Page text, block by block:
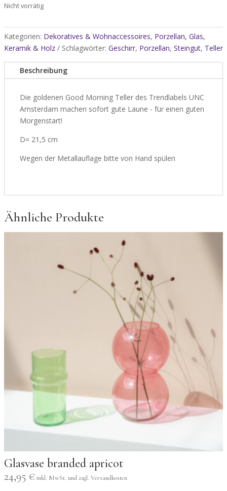
Nicht vorrätig
Kategorien: Dekoratives & Wohnaccessoires, Porzellan, Glas,
Keramik & Holz
Schlagwörter: Geschirr, Porzellan, Steingut, Teller
Beschreibung
Die goldenen Good Morning Teller des Trendlabels UNC
Amsterdam machen sofort gute Laune - für einen guten
Morgenstart!
D= 21,5 cm
Wegen der Metallauflage bitte von Hand spülen
Ähnliche Produkte
Glasvase branded apricot
24,95 €